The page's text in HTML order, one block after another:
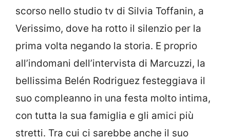
scorso nello studio tv di Silvia Toffanin, a
Verissimo, dove ha rotto il silenzio per la
prima volta negando la storia. E proprio
all’indomani dell’intervista di Marcuzzi, la
bellissima Belén Rodriguez festeggiava il
suo compleanno in una festa molto intima,
con tutta la sua famiglia e gli amici più
stretti. Tra cui ci sarebbe anche il suo